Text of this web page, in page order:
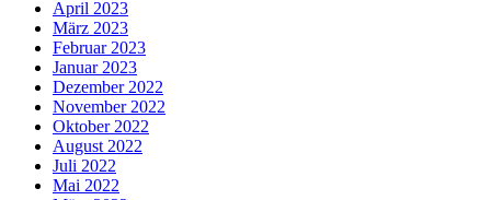
April 2023
März 2023
Februar 2023
Januar 2023
Dezember 2022
November 2022
Oktober 2022
August 2022
Juli 2022
Mai 2022